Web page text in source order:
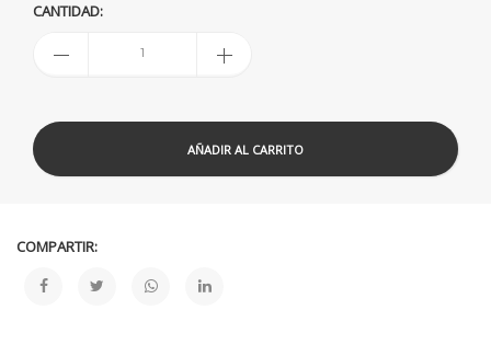
CANTIDAD:
AÑADIR AL CARRITO
COMPARTIR: